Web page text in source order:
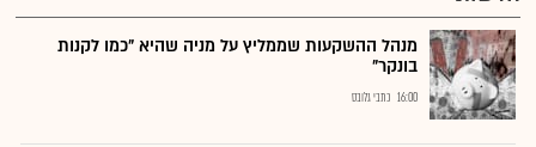
מנהל ההשקעות שממליץ על מניה שהיא "כמו לקנות
בונקר"
16:00 כתבי גלובס